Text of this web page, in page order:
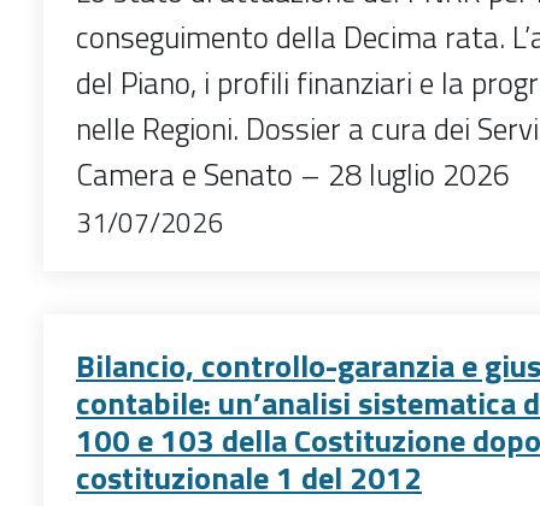
conseguimento della Decima rata.
del Piano, i profili finanziari e la
nelle Regioni. Dossier a cura dei
Camera e Senato – 28 luglio 2026
31/07/2026
Bilancio, controllo-garanzia e
contabile: un’analisi sistematica
100 e 103 della Costituzione
costituzionale 1 del 2012